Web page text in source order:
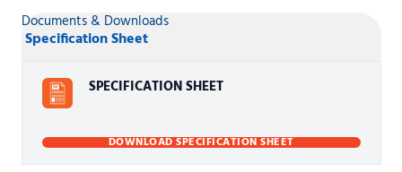
Documents & Downloads
Specification Sheet
SPECIFICATION SHEET
DOWNLOAD SPECIFICATION SHEET